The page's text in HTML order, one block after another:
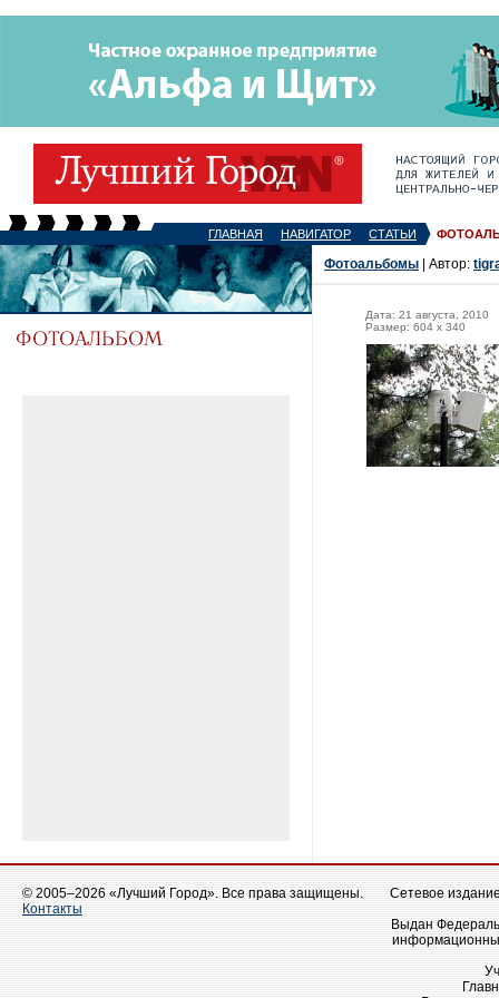
ГЛАВНАЯ НАВИГАТОР СТАТЬИ
Фотоальбомы | Автор:
Дата: 21 августа, 2010
Размер: 604 x 340
© 2005–2026 «Лучший Город». Все права защищены.
Контакты
Сетевое
Выдан